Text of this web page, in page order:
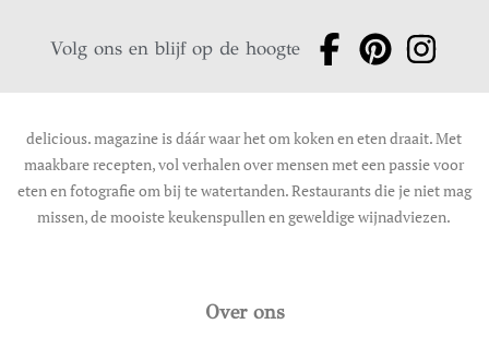
Volg ons en blijf op de hoogte
delicious. magazine is dáár waar het om koken en eten draait. Met
maakbare recepten, vol verhalen over mensen met een passie voor
eten en fotografie om bij te watertanden. Restaurants die je niet mag
missen, de mooiste keukenspullen en geweldige wijnadviezen.
Over ons